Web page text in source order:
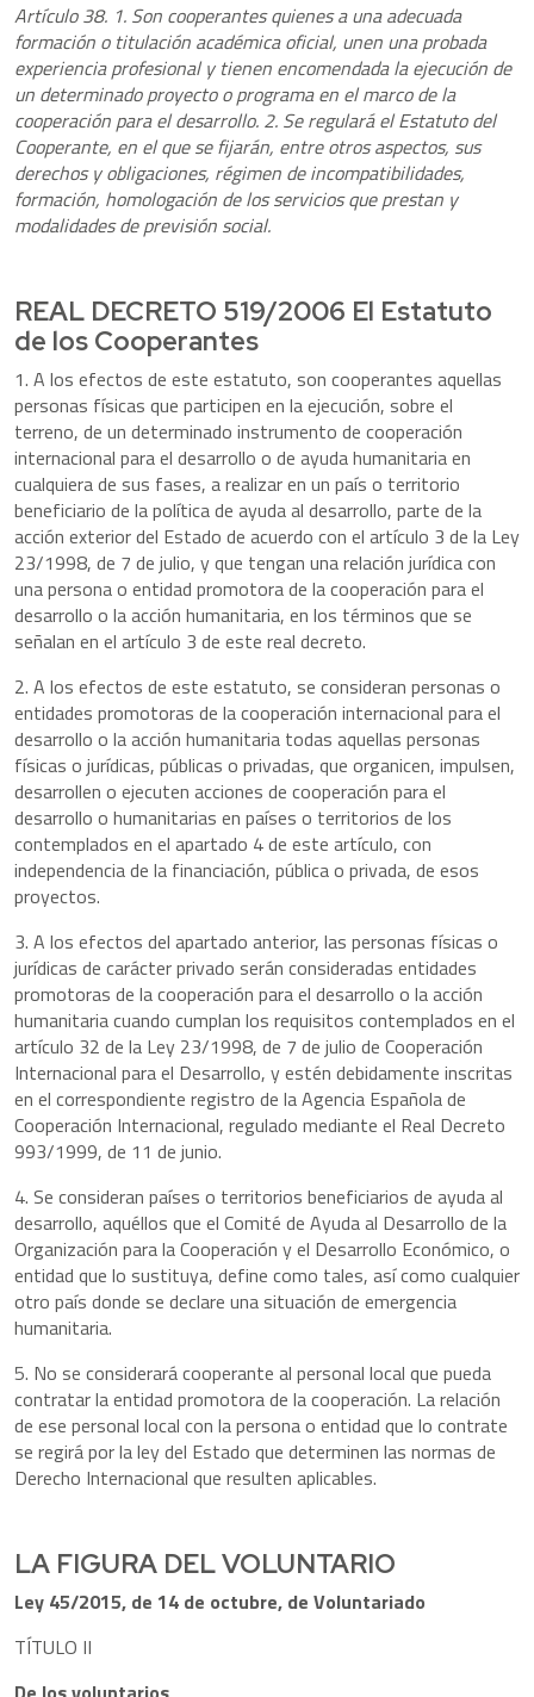
Artículo 38. 1. Son cooperantes quienes a una adecuada
formación o titulación académica oficial, unen una probada
experiencia profesional y tienen encomendada la ejecución de
un determinado proyecto o programa en el marco de la
cooperación para el desarrollo. 2. Se regulará el Estatuto del
Cooperante, en el que se fijarán, entre otros aspectos, sus
derechos y obligaciones, régimen de incompatibilidades,
formación, homologación de los servicios que prestan y
modalidades de previsión social.
REAL DECRETO 519/2006 El Estatuto
de los Cooperantes
1. A los efectos de este estatuto, son cooperantes aquellas
personas físicas que participen en la ejecución, sobre el
terreno, de un determinado instrumento de cooperación
internacional para el desarrollo o de ayuda humanitaria en
cualquiera de sus fases, a realizar en un país o territorio
beneficiario de la política de ayuda al desarrollo, parte de la
acción exterior del Estado de acuerdo con el artículo 3 de la Ley
23/1998, de 7 de julio, y que tengan una relación jurídica con
una persona o entidad promotora de la cooperación para el
desarrollo o la acción humanitaria, en los términos que se
señalan en el artículo 3 de este real decreto.
2. A los efectos de este estatuto, se consideran personas o
entidades promotoras de la cooperación internacional para el
desarrollo o la acción humanitaria todas aquellas personas
físicas o jurídicas, públicas o privadas, que organicen, impulsen,
desarrollen o ejecuten acciones de cooperación para el
desarrollo o humanitarias en países o territorios de los
contemplados en el apartado 4 de este artículo, con
independencia de la financiación, pública o privada, de esos
proyectos.
3. A los efectos del apartado anterior, las personas físicas o
jurídicas de carácter privado serán consideradas entidades
promotoras de la cooperación para el desarrollo o la acción
humanitaria cuando cumplan los requisitos contemplados en el
artículo 32 de la Ley 23/1998, de 7 de julio de Cooperación
Internacional para el Desarrollo, y estén debidamente inscritas
en el correspondiente registro de la Agencia Española de
Cooperación Internacional, regulado mediante el Real Decreto
993/1999, de 11 de junio.
4. Se consideran países o territorios beneficiarios de ayuda al
desarrollo, aquéllos que el Comité de Ayuda al Desarrollo de la
Organización para la Cooperación y el Desarrollo Económico, o
entidad que lo sustituya, define como tales, así como cualquier
otro país donde se declare una situación de emergencia
humanitaria.
5. No se considerará cooperante al personal local que pueda
contratar la entidad promotora de la cooperación. La relación
de ese personal local con la persona o entidad que lo contrate
se regirá por la ley del Estado que determinen las normas de
Derecho Internacional que resulten aplicables.
LA FIGURA DEL VOLUNTARIO
Ley 45/2015, de 14 de octubre, de Voluntariado
TÍTULO II